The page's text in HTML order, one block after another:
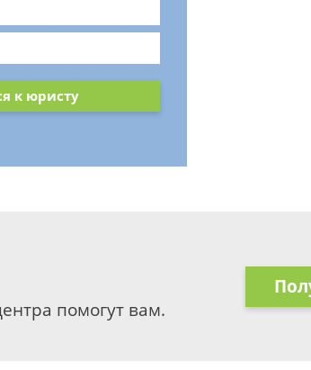
к юристу
помогут вам.